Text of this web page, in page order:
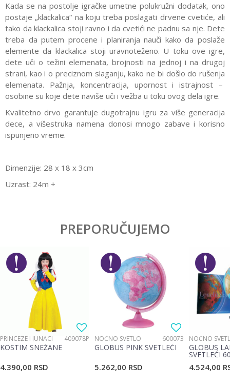
Kada se na postolje igračke umetne polukružni dodatak, ono
postaje „klackalica“ na koju treba poslagati drvene cvetiće, ali
tako da klackalica stoji ravno i da cvetići ne padnu sa nje. Dete
treba da putem procene i planiranja nauči kako da poslaže
elemente da klackalica stoji uravnoteženo. U toku ove igre,
dete uči o težini elemenata, brojnosti na jednoj i na drugoj
strani, kao i o preciznom slaganju, kako ne bi došlo do rušenja
elemenata. Pažnja, koncentracija, upornost i istrajnost –
osobine su koje dete naviše uči i vežba u toku ovog dela igre.
Kvalitetno drvo garantuje dugotrajnu igru za više generacija
dece, a višestruka namena donosi mnogo zabave i korisno
ispunjeno vreme.
Dimenzije: 28 x 18 x 3cm
Uzrast: 24m +
Devojčice, Dečaci
Brend
Pino toys
Materijal
Drvo
Email
PREPORUČUJEMO
PRINCEZE I JUNACI 409078P
KOSTIM SNEŽANE
4.390,00 RSD
NOĆNO SVETLO 600073
GLOBUS PINK SVETLEĆI
5.262,00 RSD
NOĆNO
GLOBUS
SVETLEĆI
4.524,00